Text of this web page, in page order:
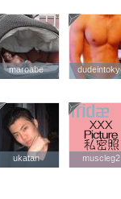
maroabe
maroabe
ukatan
ukatan muscleg2
muscleg2